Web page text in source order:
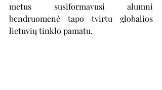
metus susiformavusi alumni
bendruomenė tapo tvirtu globalios
lietuvių tinklo pamatu.